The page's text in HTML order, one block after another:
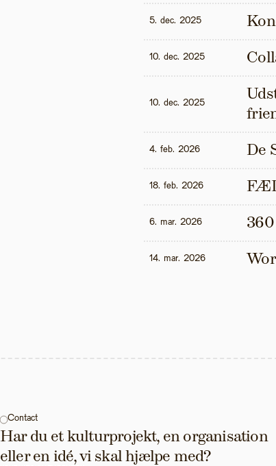
5. dec. 2025
10. dec. 2025
10. dec. 2025
4. feb. 2026 De
18. feb. 2026
6. mar. 2026
14. mar. 2026
Har du et kulturprojekt, en organisation
eller en idé, vi skal hjælpe med?
Contact